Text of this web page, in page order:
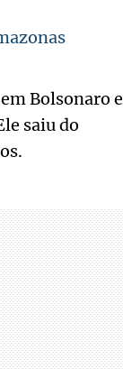
Bolsonaro e
saiu do